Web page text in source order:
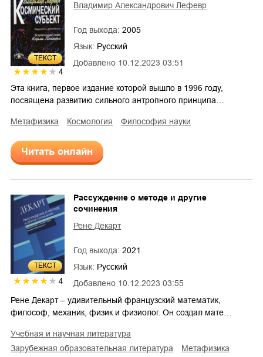
ТЕКСТ
4
Добавлено 10.12.2023 03:51
Владимир Александрович Лефевр
Год выхода: 2005
Язык: Русский
Эта книга, первое издание которой вышло в 1996 году,
посвящена развитию сильного антропного принципа…
метафизика космология философия науки
Читать онлайн
ТЕКСТ
4 Добавлено 10.12.2023 03:55
Рассуждение о методе и другие
сочинения
Рене Декарт
Год выхода: 2021
Язык: Русский
Рене Декарт – удивительный французский математик,
философ, механик, физик и физиолог. Он создал мате…
учебная и научная литература
зарубежная образовательная литература
метафизика